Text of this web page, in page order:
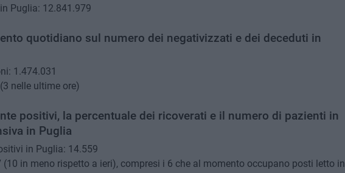
Puglia: 12.841.979
quotidiano sul numero dei negativizzati e dei deceduti in
1.474.031
nelle ultime ore)
positivi, la percentuale dei ricoverati e il numero di pazienti in
in Puglia
in Puglia: 14.559
(10 in meno rispetto a ieri), compresi i 6 che al momento occupano posti letto in